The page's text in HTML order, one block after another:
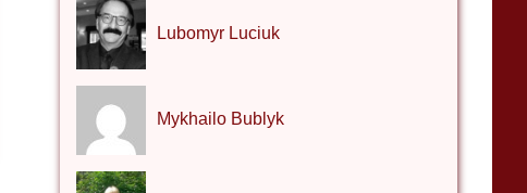
Lubomyr Luciuk
Mykhailo Bublyk